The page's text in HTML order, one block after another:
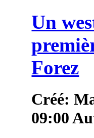
Un
Forez
Créé:
09:00